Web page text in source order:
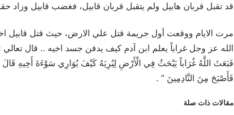
قد تقبل قربان هابيل ولم يتقبل قربان قابيل، فغضب قابيل وزاد
مرت الايام ووقعت أول جريمة قتل علي الارض، حيث قتل قابيل
الله عز وجل غراباً يعلم ابن آدم كيف يدفن جسد اخيه .. قال
فَبَعَثَ اللَّهُ غُرَاباً يَبْحَثُ فِي الْأَرْضِ لِيُرِيَهُ كَيْفَ يُوَارِي سَوْءَةَ أَخِيهِ
فَأَصْبَحَ مِنَ النَّادِمِينَ ” .
مقالات ذات صلة